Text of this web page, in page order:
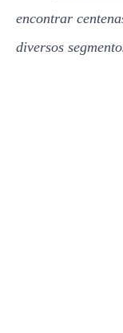
encontrar
diversos